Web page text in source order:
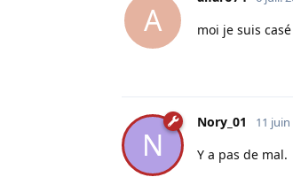
A moi je suis
N
Nory_01 11 juin
Y a pas de mal.